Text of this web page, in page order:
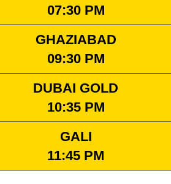
07:30 PM
GHAZIABAD
09:30 PM
DUBAI GOLD
10:35 PM
GALI
11:45 PM